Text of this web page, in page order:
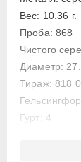
Вес: 10.36 г.
Проба: 868
Чистого
Диаметр:
Тираж: 818
Гурт: 4
Памятные и
Пробные
Для
20 марок
10 марок
2 марки